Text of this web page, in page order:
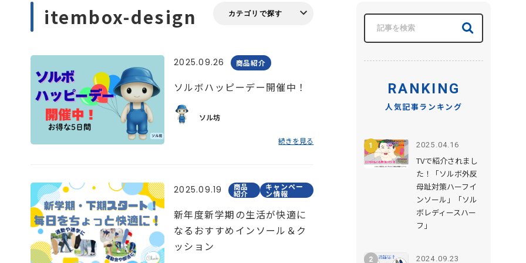
itembox-design
2025.09.26 商品紹介
ソルボハッピーデー開催中！
ソル坊
続きを見る
2025.09.19 商品
紹介
キャンペー
ン情報
新年度新学期の生活が快適に
なるおすすめインソール＆ク
ッション
RANKING
人気記事ランキング
2025.04.16
TVで紹介されまし
た！「ソルボ外反
母趾対策ハーフイ
ンソール」「ソル
ボレディースハー
フ」
2024.09.23